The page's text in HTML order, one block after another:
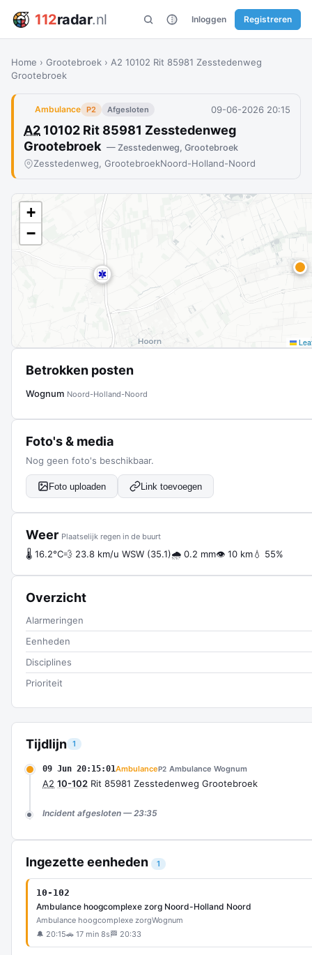
112radar.nl Inloggen Registreren
Home › Grootebroek › A2 10102 Rit 85981 Zesstedenweg
Grootebroek
Ambulance P2 Afgesloten 09-06-2026 20:15
A2 10102 Rit 85981 Zesstedenweg
Grootebroek — Zesstedenweg, Grootebroek
Zesstedenweg, GrootebroekNoord-Holland-Noord
Tijdlijn 1
09 Jun 20:15:01AmbulanceP2 Ambulance Wognum
A2 10-102 Rit 85981 Zesstedenweg Grootebroek
Incident afgesloten — 23:35
Ingezette eenheden 1
10-102
Ambulance hoogcomplexe zorg Noord-Holland Noord
Ambulance hoogcomplexe zorgWognum
🔔 20:15🚗 17 min 8s 🏁 20:33
+
−
Betrokken posten
Wognum Noord-Holland-Noord
Foto's & media
Nog geen foto's beschikbaar.
Foto uploaden Link toevoegen
Weer Plaatselijk regen in de buurt
🌡 16.2°C💨 23.8 km/u WSW (35.1)🌧 0.2 mm👁 10 km💧 55%
Overzicht
Alarmeringen
Eenheden
Disciplines
Prioriteit